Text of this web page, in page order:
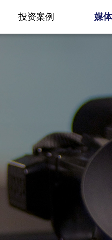
投资案例 媒